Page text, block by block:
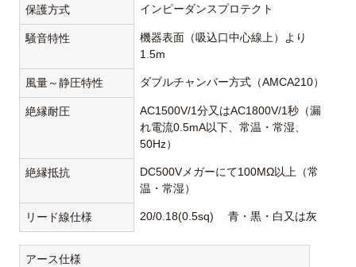
保護方式 インピーダンスプロテクト
騒音特性
機器表面（吸込口中心線上）より
1.5m
風量～静圧特性 ダブルチャンバー方式（AMCA210）
絶縁耐圧
AC1500V/1分又はAC1800V/1秒（漏
れ電流0.5mA以下、常温・常湿、
50Hz）
絶縁抵抗
DC500Vメガーにて100MΩ以上（常
温・常湿）
リード線仕様 20/0.18(0.5sq) 青・黒・白又は灰
アース仕様